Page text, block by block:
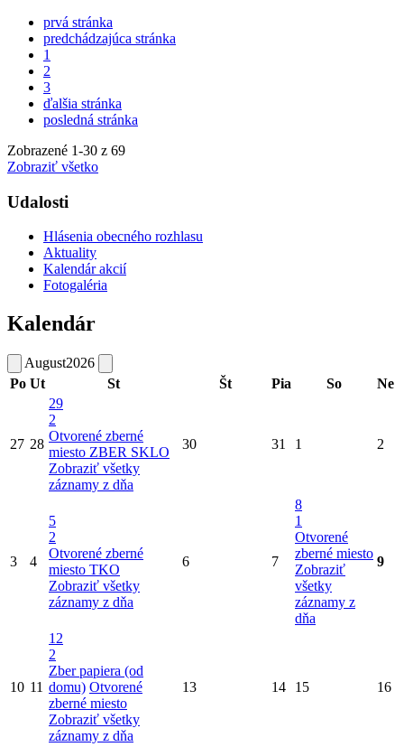
prvá stránka
predchádzajúca stránka
1
2
3
ďalšia stránka
posledná stránka
Zobrazené 1-30 z 69
Zobraziť všetko
Udalosti
Hlásenia obecného rozhlasu
Aktuality
Kalendár akcií
Fotogaléria
Kalendár
August2026
Po Ut St Št Pia So Ne
27 28
29
2
Otvorené zberné
miesto ZBER SKLO
Zobraziť všetky
záznamy z dňa
30 31 1 2
3 4
5
2
Otvorené zberné
miesto TKO
Zobraziť všetky
záznamy z dňa
6 7
8
1
Otvorené
zberné miesto
Zobraziť
všetky
záznamy z
dňa
9
10 11
12
2
Zber papiera (od
domu) Otvorené
zberné miesto
Zobraziť všetky
záznamy z dňa
13 14 15 16